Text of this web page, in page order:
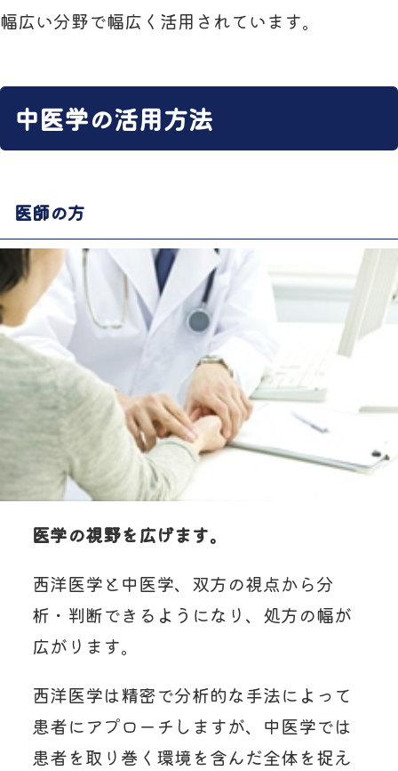
幅広い分野で幅広く活用されています。
中医学の活用方法
医師の方
医学の視野を広げます。
西洋医学と中医学、双方の視点から分
析・判断できるようになり、処方の幅が
広がります。
西洋医学は精密で分析的な手法によって
患者にアプローチしますが、中医学では
患者を取り巻く環境を含んだ全体を捉え